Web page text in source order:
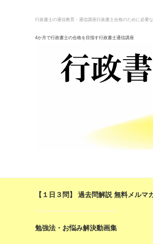
行政書士の通信教育・通信講座行政書士合格のために必要
4か月で行政書士の合格を目指す行政書士通信講座
【１日３問】 過去問解説 無料メルマ
勉強法・お悩み解決動画集